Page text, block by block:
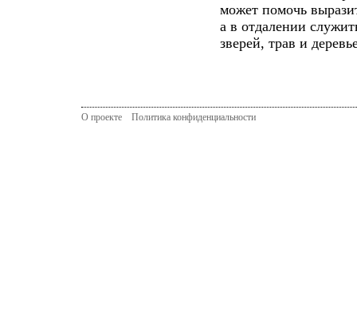
может помочь
а в отдалении
зверей, трав и
О проекте Политика конфиденциальности